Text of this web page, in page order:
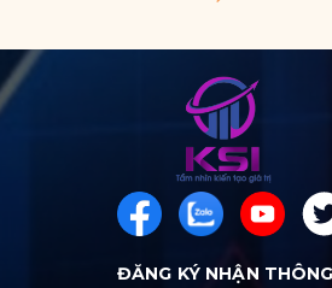
ĐĂNG KÝ NHẬN